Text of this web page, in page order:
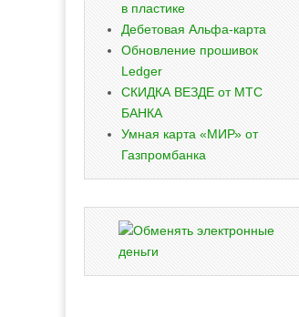
в пластике
Дебетовая Альфа-карта
Обновление прошивок
Ledger
СКИДКА ВЕЗДЕ от МТС
БАНКА
Умная карта «МИР» от
Газпромбанка